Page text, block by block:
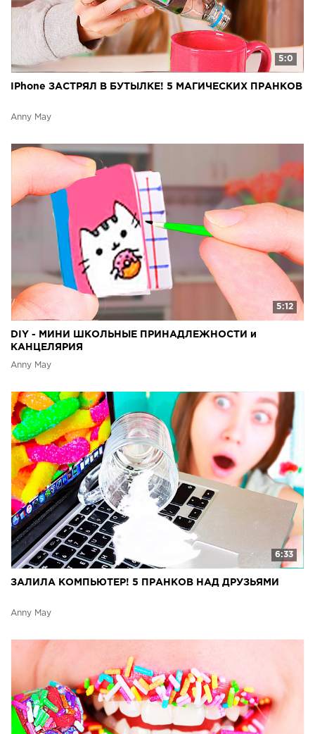
5:0
IPhone ЗАСТРЯЛ В БУТЫЛКЕ! 5 МАГИЧЕСКИХ ПРАНКОВ
Anny May
5:12
DIY - МИНИ ШКОЛЬНЫЕ ПРИНАДЛЕЖНОСТИ и
КАНЦЕЛЯРИЯ
Anny May
6:33
ЗАЛИЛА КОМПЬЮТЕР! 5 ПРАНКОВ НАД ДРУЗЬЯМИ
Anny May